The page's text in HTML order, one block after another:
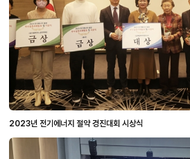
2023년 전기에너지 절약 경진대회 시상식